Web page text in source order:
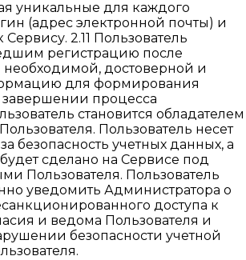
уникальные для каждого
(адрес электронной почты) и
2.11 Пользователь
регистрацию после
необходимой, достоверной и
для формирования
завершении процесса
становится обладателем
Пользователь несет
безопасность учетных данных, а
будет сделано на Сервисе под
Пользователя. Пользователь
уведомить Администратора о
доступа к
и ведома Пользователя и
безопасности учетной